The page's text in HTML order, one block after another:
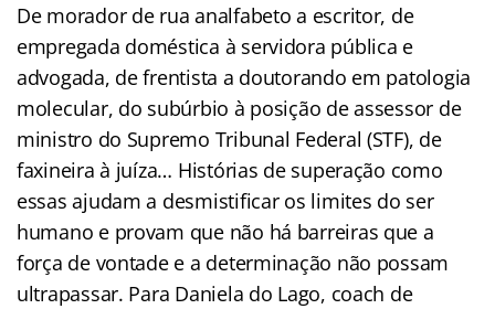
De morador de rua analfabeto a escritor, de
empregada doméstica à servidora pública e
advogada, de frentista a doutorando em patologia
molecular, do subúrbio à posição de assessor de
ministro do Supremo Tribunal Federal (STF), de
faxineira à juíza… Histórias de superação como
essas ajudam a desmistificar os limites do ser
humano e provam que não há barreiras que a
força de vontade e a determinação não possam
ultrapassar. Para Daniela do Lago, coach de